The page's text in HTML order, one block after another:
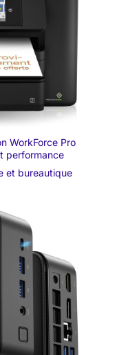
WorkForce Pro
performance
et bureautique